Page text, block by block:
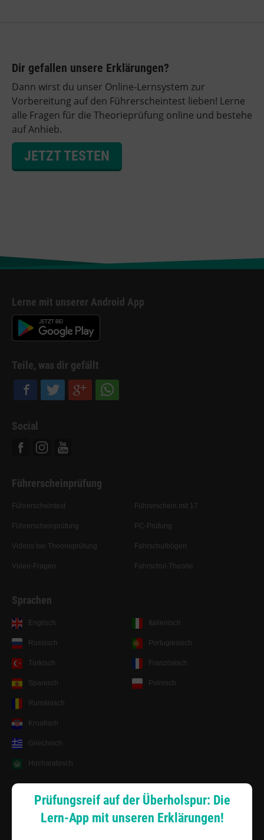
Dir gefallen unsere Erklärungen?
Dann wirst du unser Online-Lernsystem zur
Vorbereitung auf den Führerscheintest lieben! Lerne
alle Fragen für die Theorieprüfung online und bestehe
auf Anhieb.
JETZT TESTEN
Prüfungsreif auf der Überholspur: Die
Lern-App mit unseren Erklärungen!
Lerne mit unserer Android App
Teile, was dir gefällt
Social
Führerscheinprüfung
Führerscheintest
Führerscheinprüfung
Videos bei Theorieprüfung
Video-Fragen
Führerschein mit 17
PC-Prüfung
Fahrschulbögen
Fahrschul-Theorie
Sprachen
Englisch
Russisch
Türkisch
Spanisch
Italienisch
Portugiesisch
Französisch
Polnisch
Rumänisch
Kroatisch
Griechisch
Hocharabisch
Lernsystem
Android App